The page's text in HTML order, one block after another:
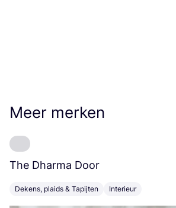
Meer merken
The Dharma Door
Dekens, plaids & Tapijten Interieur